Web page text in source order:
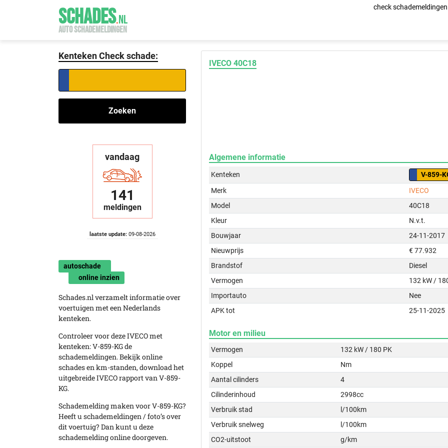
SCHADES.NL
AUTO SCHADEMELDINGEN
check
Kenteken Check schade:
Zoeken
vandaag
141
meldingen
laatste update:09-08-2026
autoschade
online inzien
Schades.nl verzamelt informatie over
voertuigen met een Nederlands
kenteken.
Controleer voor deze IVECO met
kenteken: V-859-KG de
schademeldingen. Bekijk online
schades en km-standen, download het
uitgebreide IVECO rapport van V-859-
KG.
Schademelding maken voor V-859-KG?
Heeft u schademeldingen / foto’s over
dit voertuig? Dan kunt u deze
schademelding online doorgeven.
IVECO 40C18
Algemene informatie
Kenteken
V-859-
Merk
IVECO
Model
40C18
Kleur
N.v.t.
Bouwjaar
24-11-2017
Nieuwprijs
€ 77.932
Brandstof
Diesel
Vermogen
132 kW /
Importauto
Nee
APK tot
25-11-2025
Motor en milieu
Vermogen
132 kW / 180 PK
Koppel
Nm
Aantal cilinders
4
Cilinderinhoud
2998cc
Verbruik stad
l/100km
Verbruik snelweg
l/100km
CO2-uitstoot
g/km